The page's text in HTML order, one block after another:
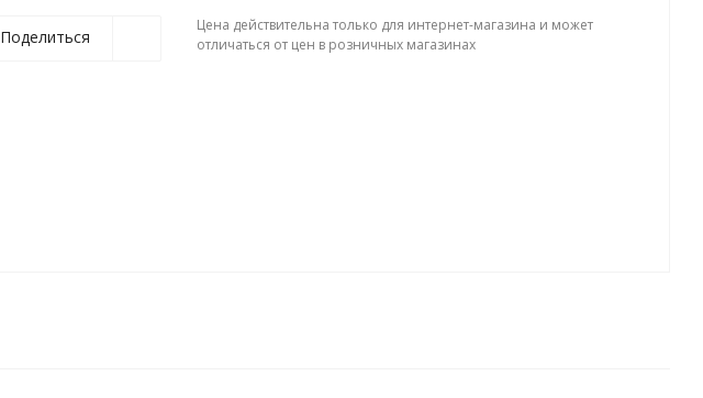
Поделиться
Цена действительна только для интернет-магазина и может
отличаться от цен в розничных магазинах